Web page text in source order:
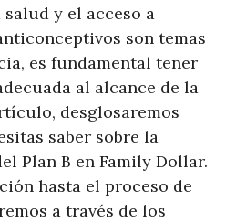
y el acceso a
son temas
es fundamental tener
al alcance de la
desglosaremos
saber sobre la
Plan B en Family Dollar.
hasta el proceso de
a través de los